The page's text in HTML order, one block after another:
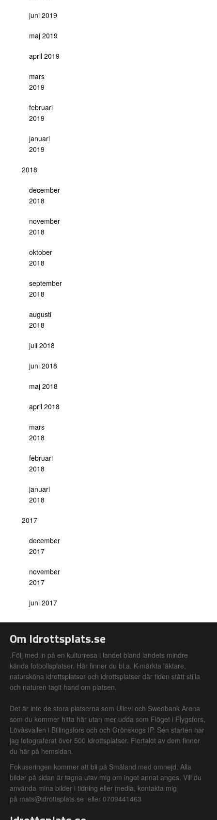
juni 2019
maj 2019
april 2019
mars
2019
februari
2019
januari
2019
2018
december
2018
november
2018
oktober
2018
september
2018
augusti
2018
juli 2018
juni 2018
maj 2018
april 2018
mars
2018
februari
2018
januari
2018
2017
december
2017
november
2017
juni 2017
Om Idrottsplats.se
.Följ med in på en kulturresa i landet bland landets mindre
kända fotbollsplatser. Här finner du bl.a. K-märkta läktare,
natursköna idrottsplatser och idrottsplatser där tiden stått stilla
och naturen tagit hand om platsen.
Det är inte de stora platserna som Ullevi och Swedbank Arena
som du kommer hitta här utan mer udda som Flöget i Flygsfors,
Lövåsvallen i Billingsfors och och Grönskogs IP. Sen starten har
jag fotograferat över 500 idrottsplatser. Flertalet av dem finner
du här på hemsidan.
Fokuseringen kommer att bli på Småland med omnejd. Alla
bilder på sidan är tagna utav mig om inget annat anges. Vill du
använda mina bilder i tidning eller media, kontakta mig
på mats@idrottsplats.se eller 0709441463